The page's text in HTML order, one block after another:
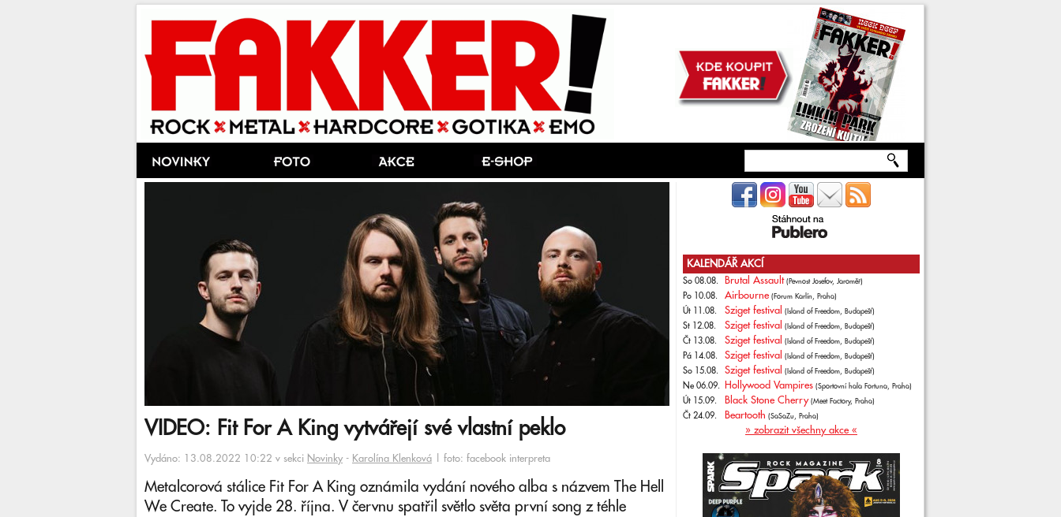
VIDEO: Fit For A King vytvářejí své vlastní peklo
Vydáno: 13.08.2022 10:22 v sekci Novinky - Karolína Klenková | foto: facebook interpreta
Metalcorová stálice Fit For A King oznámila vydání nového alba s názvem The Hell
We Create. To vyjde 28. října. V červnu spatřil světlo světa první song z téhle
KALENDÁŘ AKCÍ
So 08.08. Brutal Assault (Pevnost Josefov, Jaroměř)
Po 10.08. Airbourne (Forum Karlín, Praha)
Út 11.08. Sziget festival (Island of Freedom, Budapešť)
St 12.08. Sziget festival (Island of Freedom, Budapešť)
Čt 13.08. Sziget festival (Island of Freedom, Budapešť)
Pá 14.08. Sziget festival (Island of Freedom, Budapešť)
So 15.08. Sziget festival (Island of Freedom, Budapešť)
Ne 06.09. Hollywood Vampires (Sportovní hala Fortuna, Praha)
Út 15.09. Black Stone Cherry (Meet Factory, Praha)
Čt 24.09. Beartooth (SaSaZu, Praha)
» zobrazit všechny akce «